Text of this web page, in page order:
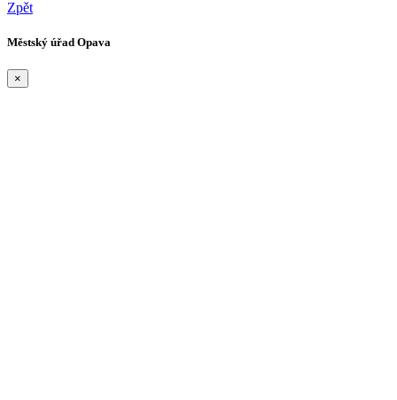
Zpět
Městský úřad Opava
×